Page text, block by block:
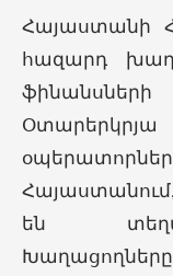
Հայաստանի
հազարդ
են
Խաղացողները